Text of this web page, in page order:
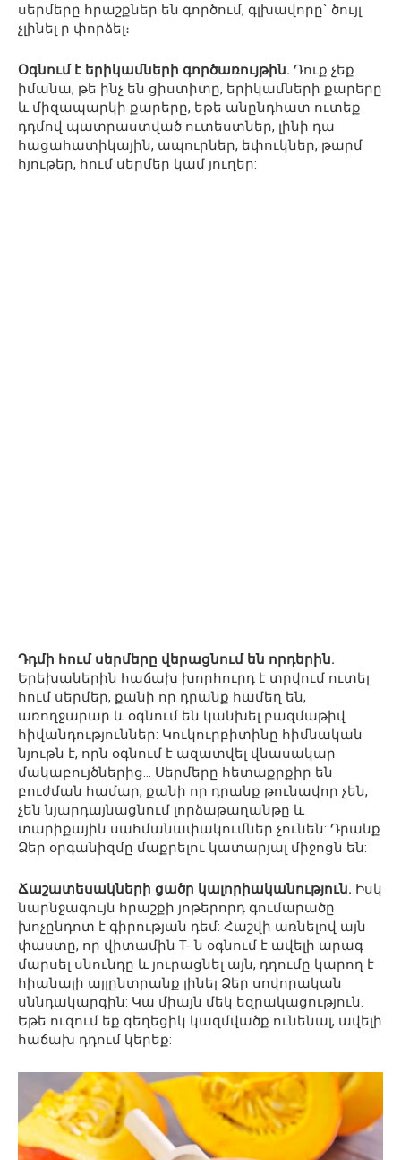
սերմերը հրաշքներ են գործում, գլխավորը` ծույլ
չլինել ր փորձել։
Օգնում է երիկամների գործառույթին. Դուք չեք
իմանա, թե ինչ են ցիստիտը, երիկամների քարերը
և միզապարկի քարերը, եթե անընդհատ ուտեք
դդմով պատրաստված ուտեստներ, լինի դա
հացահատիկային, ապուրներ, եփուկներ, թարմ
հյութեր, հում սերմեր կամ յուղեր:
Դդմի հում սերմերը վերացնում են որդերին.
Երեխաներին հաճախ խորհուրդ է տրվում ուտել
հում սերմեր, քանի որ դրանք համեղ են,
առողջարար և օգնում են կանխել բազմաթիվ
հիվանդություններ: Կուկուրբիտինը հիմնական
նյութն է, որն օգնում է ազատվել վնասակար
մակաբույծներից… Սերմերը հետաքրքիր են
բուժման համար, քանի որ դրանք թունավոր չեն,
չեն նյարդայնացնում լորձաթաղանթը և
տարիքային սահմանափակումներ չունեն: Դրանք
Ձեր օրգանիզմը մաքրելու կատարյալ միջոցն են:
Ճաշատեսակների ցածր կալորիականություն. Իսկ
նարնջագույն հրաշքի յոթերորդ գումարածը
խոչընդոտ է գիրության դեմ: Հաշվի առնելով այն
փաստը, որ վիտամին T- ն օգնում է ավելի արագ
մարսել սնունդը և յուրացնել այն, դդումը կարող է
հիանալի այլընտրանք լինել Ձեր սովորական
սննդակարգին: Կա միայն մեկ եզրակացություն.
Եթե ուզում եք գեղեցիկ կազմվածք ունենալ, ավելի
հաճախ դդում կերեք: